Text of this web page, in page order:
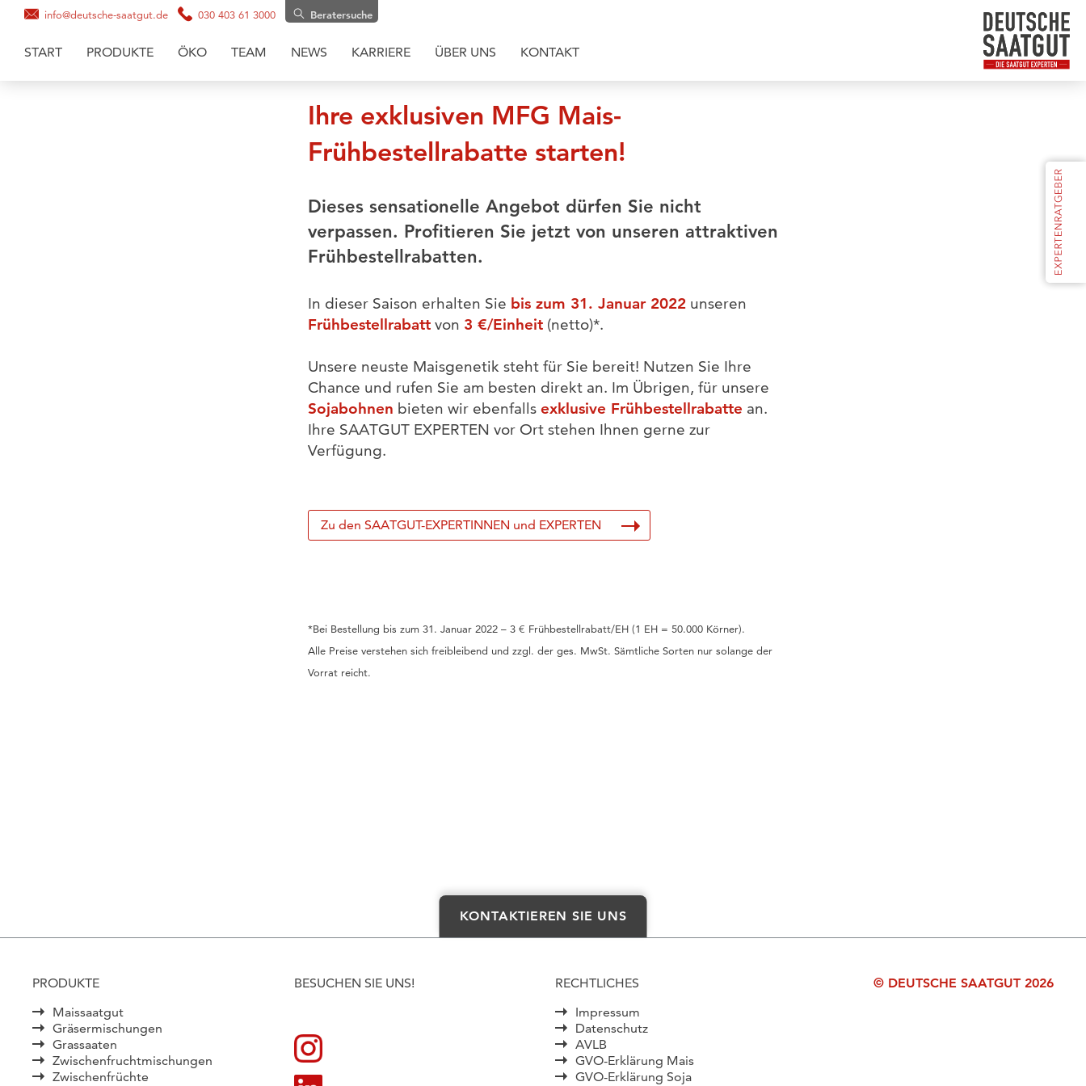
info@deutsche-saatgut.de 030 403 61 3000 Beratersuche
START PRODUKTE ÖKO TEAM NEWS KARRIERE ÜBER UNS KONTAKT
Ihre exklusiven MFG Mais-
Frühbestellrabatte starten!
Dieses sensationelle Angebot dürfen Sie nicht
verpassen. Profitieren Sie jetzt von unseren attraktiven
Frühbestellrabatten.
In dieser Saison erhalten Sie bis zum 31. Januar 2022 unseren
Frühbestellrabatt von 3 €/Einheit (netto)*.
Unsere neuste Maisgenetik steht für Sie bereit! Nutzen Sie Ihre
Chance und rufen Sie am besten direkt an. Im Übrigen, für unsere
Sojabohnen bieten wir ebenfalls exklusive Frühbestellrabatte an.
Ihre SAATGUT EXPERTEN vor Ort stehen Ihnen gerne zur
Verfügung.
Zu den SAATGUT-EXPERTINNEN und EXPERTEN
*Bei Bestellung bis zum 31. Januar 2022 – 3 € Frühbestellrabatt/EH (1 EH = 50.000 Körner).
Alle Preise verstehen sich freibleibend und zzgl. der ges. MwSt. Sämtliche Sorten nur solange der
Vorrat reicht.
KONTAKTIEREN SIE UNS
PRODUKTE
Maissaatgut
Gräsermischungen
Grassaaten
Zwischenfruchtmischungen
Zwischenfrüchte
BESUCHEN SIE UNS!
RECHTLICHES
Impressum
Datenschutz
AVLB
GVO-Erklärung Mais
GVO-Erklärung Soja
© DEUTSCHE SAATGUT 2026